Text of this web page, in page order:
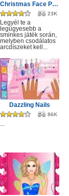
Christmas Face Painting
23K
Legyél te a
legügyesebb a
sminkes játék során,
melyben csodálatos
arcdíszeket kell...
Dazzling Nails
86K
...